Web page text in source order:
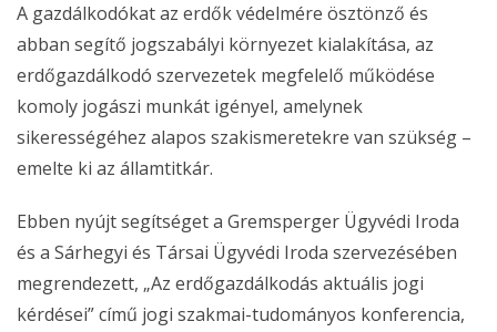
A gazdálkodókat az erdők védelmére ösztönző és
abban segítő jogszabályi környezet kialakítása, az
erdőgazdálkodó szervezetek megfelelő működése
komoly jogászi munkát igényel, amelynek
sikerességéhez alapos szakismeretekre van szükség –
emelte ki az államtitkár.
Ebben nyújt segítséget a Gremsperger Ügyvédi Iroda
és a Sárhegyi és Társai Ügyvédi Iroda szervezésében
megrendezett, „Az erdőgazdálkodás aktuális jogi
kérdései” című jogi szakmai-tudományos konferencia,